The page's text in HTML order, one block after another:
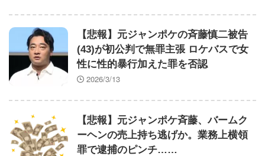
Powered by livedoor 相互RSS【悲報】元ジャンポケの斉藤慎二被告
(43)が初公判で無罪主張 ロケバスで女
性に性的暴行加えた罪を否認
2026/3/13
【悲報】元ジャンポケ斉藤、バームク
ーヘンの売上持ち逃げか。業務上横領
罪で逮捕のピンチ……